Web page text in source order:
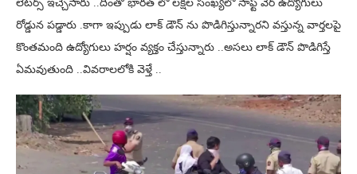
లెటర్స్ ఇచ్చేసారు ..దీంతో భారత్ లో లక్షల సంఖ్యలో సాఫ్ట్ వేర్ ఉద్యోగులు
రోడ్డున పడ్డారు .కాగా ఇప్పుడు లాక్ డౌన్ ను పొడిగిస్తున్నారని వస్తున్న వార్తలపై
కొంతమంది ఉద్యోగులు హర్షం వ్యక్తం చేస్తున్నారు ..అసలు లాక్ డౌన్ పొడిగిస్తే
ఏమవుతుంది ..వివరాలలోకి వెళ్తే ..